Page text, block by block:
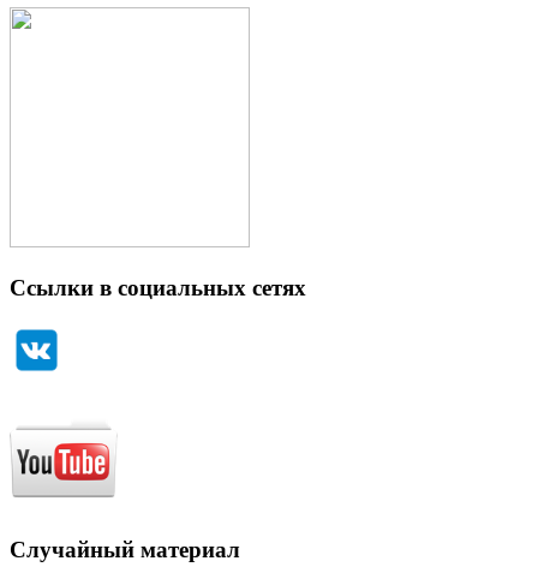
Ссылки в социальных сетях
Случайный материал